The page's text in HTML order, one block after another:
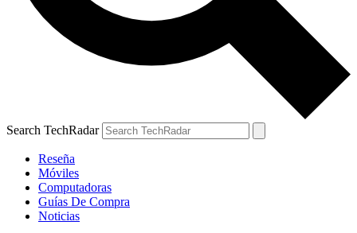
Search TechRadar
Reseña
Móviles
Computadoras
Guías De Compra
Noticias